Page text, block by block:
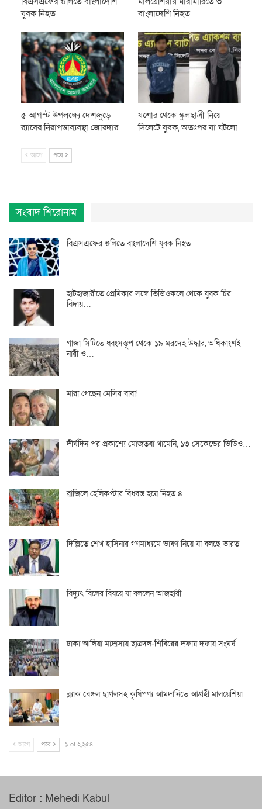
যুবক নিহত
বাংলাদেশি নিহত
৫ আগস্ট উপলক্ষ্যে দেশজুড়ে
র‌্যাবের নিরাপত্তাব্যবস্থা জোরদার
যশোর থেকে স্কুলছাত্রী নিয়ে
সিলেটে যুবক, অতঃপর যা ঘটলো
আগে পরে
সংবাদ শিরোনাম
বিএসএফের গুলিতে বাংলাদেশি যুবক নিহত
হাটহাজারীতে প্রেমিকার সঙ্গে ভিডিওকলে থেকে যুবক চির
বিদায়…
গাজা সিটিতে ধ্বংসস্তূপ থেকে ১৯ মরদেহ উদ্ধার, অধিকাংশই
নারী ও…
মারা গেছেন মেসির বাবা!
দীর্ঘদিন পর প্রকাশ্যে মোজতবা খামেনি, ১৩ সেকেন্ডের ভিডিও…
ব্রাজিলে হেলিকপ্টার বিধ্বস্ত হয়ে নিহত ৪
দিল্লিতে শেখ হাসিনার গণমাধ্যমে ভাষণ নিয়ে যা বলছে ভারত
বিদ্যুৎ বিলের বিষয়ে যা বললেন আজহারী
ঢাকা আলিয়া মাদ্রাসায় ছাত্রদল-শিবিরের দফায় দফায় সংঘর্ষ
ব্ল্যাক বেঙ্গল ছাগলসহ কৃষিপণ্য আমদানিতে আগ্রহী মালয়েশিয়া
আগে পরে ১ of ২,২৫৪
Editor : Mehedi Kabul